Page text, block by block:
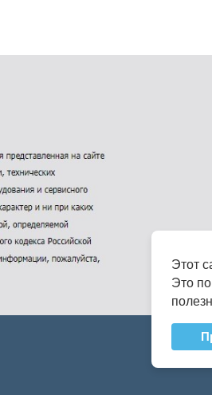
Этот
Это